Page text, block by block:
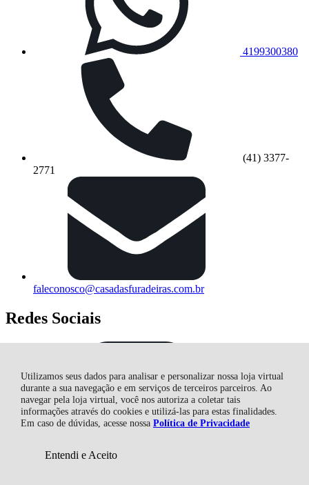
Utilizamos seus dados para analisar e personalizar nossa loja virtual
durante a sua navegação e em serviços de terceiros parceiros. Ao
navegar pela loja virtual, você nos autoriza a coletar tais
informações através do cookies e utilizá-las para estas finalidades.
Em caso de dúvidas, acesse nossa Política de Privacidade
Entendi e Aceito
4199300380
(41) 3377-
2771
faleconosco@casadasfuradeiras.com.br
Redes Sociais